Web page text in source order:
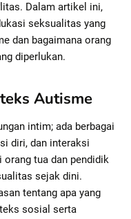
Dalam artikel ini,
seksualitas yang
dan bagaimana orang
diperlukan.
Autisme
intim; ada berbagai
diri, dan interaksi
orang tua dan pendidik
sejak dini.
tentang apa yang
sosial serta